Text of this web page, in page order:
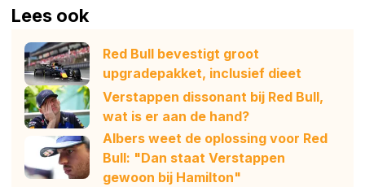
Lees ook
Red Bull bevestigt groot
upgradepakket, inclusief dieet
Verstappen dissonant bij Red Bull,
wat is er aan de hand?
Albers weet de oplossing voor Red
Bull: "Dan staat Verstappen
gewoon bij Hamilton"